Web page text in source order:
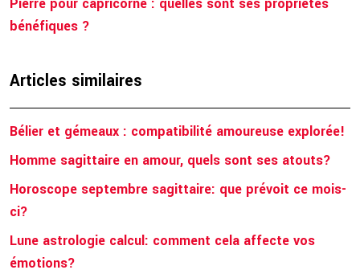
bénéfiques ?
Articles similaires
Bélier et gémeaux : compatibilité amoureuse explorée!
Homme sagittaire en amour, quels sont ses atouts?
Horoscope septembre sagittaire: que prévoit ce mois-
ci?
Lune astrologie calcul: comment cela affecte vos
émotions?